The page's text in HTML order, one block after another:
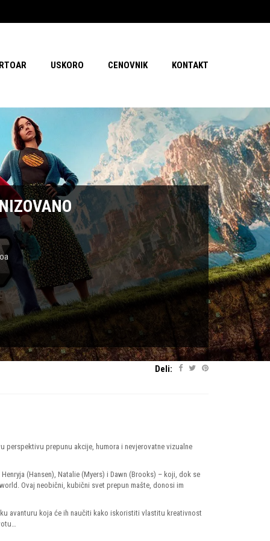
USKORO CENOVNIK KONTAKT
Deli:
prepunu akcije, humora i nevjerovatne vizualne
(Hansen), Natalie (Myers) i Dawn (Brooks) – koji, dok se
Ovaj neobični, kubični svet prepun mašte, donosi im
avanturu koja će ih naučiti kako iskoristiti vlastitu kreativnost